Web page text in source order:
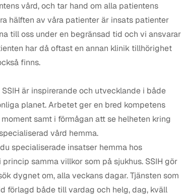
vård, och tar hand om alla patientens
hälften av våra patienter är insats patienter
till oss under en begränsad tid och vi ansvarar
har då oftast en annan klinik tillhörighet
finns.
är inspirerande och utvecklande i både
planet. Arbetet ger en bred kompetens
samt i förmågan att se helheten kring
vård hemma.
specialiserade insatser hemma hos
samma villkor som på sjukhus. SSIH gör
dygnet om, alla veckans dagar. Tjänsten som
förlagd både till vardag och helg, dag, kväll